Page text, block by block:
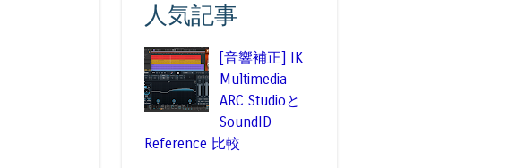
人気記事
[音響補正] IK
Multimedia
ARC Studioと
SoundID
Reference 比較